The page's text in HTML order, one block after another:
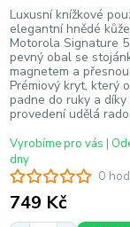
0
Luxusní knížkové
elegantní hnědé
Motorola Signature
pevný obal se
magnetem a
Prémiový kryt, který
padne do ruky a díky
provedení udělá
749 Kč
Vyrobíme pro vás |
dny